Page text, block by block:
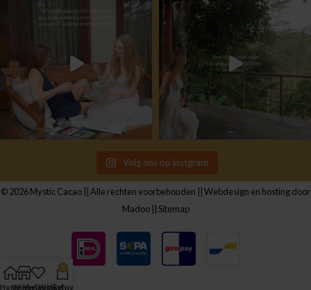
Volg ons op instgram
© 2026 Mystic Cacao || Alle rechten voorbehouden || Webdesign en hosting door
Madoo|| Sitemap
HomeWinkelVerlanglijst
0
Winkelwagen